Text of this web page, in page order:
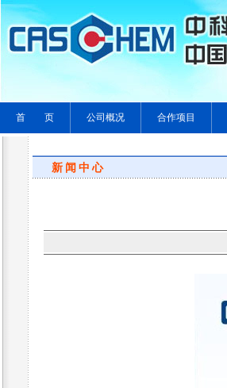
首 页 公司概况 合作项目
新闻中心